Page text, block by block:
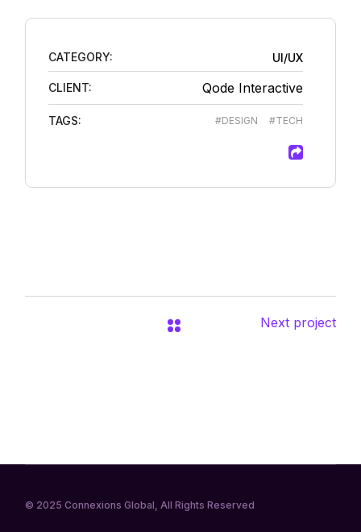
CATEGORY: UI/UX
CLIENT: Qode Interactive
TAGS: #DESIGN #TECH
Next project
© 2025Connexions Global , All Rights Reserved